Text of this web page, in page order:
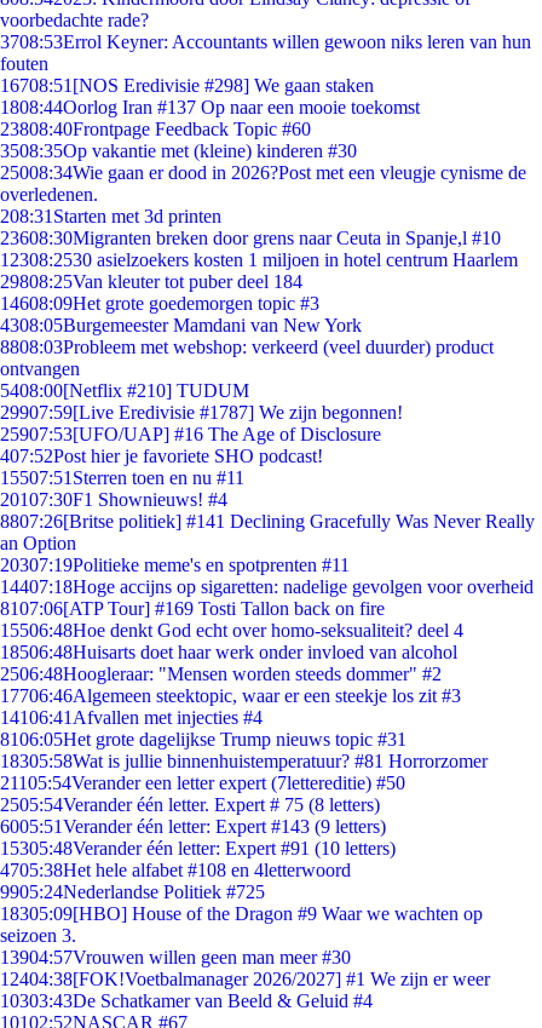
voorbedachte rade?
3708:53Errol Keyner: Accountants willen gewoon niks leren van hun
fouten
16708:51 [NOS Eredivisie #298] We gaan staken
1808:44Oorlog Iran #137 Op naar een mooie toekomst
23808:40Frontpage Feedback Topic #60
3508:35Op vakantie met (kleine) kinderen #30
25008:34Wie gaan er dood in 2026?Post met een vleugje cynisme de
overledenen.
208:31 Starten met 3d printen
23608:30Migranten breken door grens naar Ceuta in Spanje,l #10
12308:2530 asielzoekers kosten 1 miljoen in hotel centrum Haarlem
29808:25Van kleuter tot puber deel 184
14608:09Het grote goedemorgen topic #3
4308:05Burgemeester Mamdani van New York
8808:03Probleem met webshop: verkeerd (veel duurder) product
ontvangen
5408:00[Netflix #210] TUDUM
29907:59[Live Eredivisie #1787] We zijn begonnen!
25907:53[UFO/UAP] #16 The Age of Disclosure
407:52Post hier je favoriete SHO podcast!
15507:51 Sterren toen en nu #11
20107:30F1 Shownieuws! #4
8807:26[Britse politiek] #141 Declining Gracefully Was Never Really
an Option
20307:19Politieke meme's en spotprenten #11
14407:18Hoge accijns op sigaretten: nadelige gevolgen voor overheid
8107:06[ATP Tour] #169 Tosti Tallon back on fire
15506:48Hoe denkt God echt over homo-seksualiteit? deel 4
18506:48Huisarts doet haar werk onder invloed van alcohol
2506:48Hoogleraar: "Mensen worden steeds dommer" #2
17706:46Algemeen steektopic, waar er een steekje los zit #3
14106:41 Afvallen met injecties #4
8106:05Het grote dagelijkse Trump nieuws topic #31
18305:58Wat is jullie binnenhuistemperatuur? #81 Horrorzomer
21105:54Verander een letter expert (7lettereditie) #50
2505:54Verander één letter. Expert # 75 (8 letters)
6005:51Verander één letter: Expert #143 (9 letters)
15305:48Verander één letter: Expert #91 (10 letters)
4705:38Het hele alfabet #108 en 4letterwoord
9905:24Nederlandse Politiek #725
18305:09[HBO] House of the Dragon #9 Waar we wachten op
seizoen 3.
13904:57Vrouwen willen geen man meer #30
12404:38[FOK!Voetbalmanager 2026/2027] #1 We zijn er weer
10303:43De Schatkamer van Beeld & Geluid #4
10102:52NASCAR #67